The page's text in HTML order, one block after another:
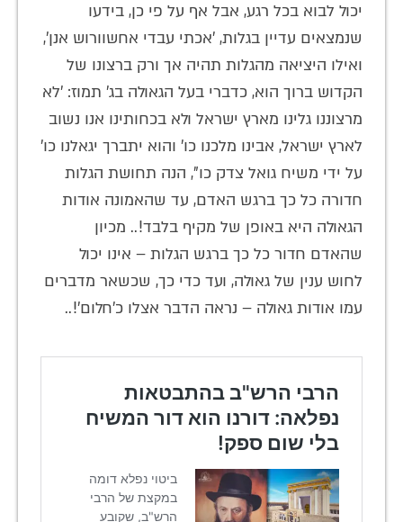
יכול לבוא בכל רגע, אבל אף על פי כן, בידעו
שנמצאים עדיין בגלות, 'אכתי עבדי אחשוורוש אנן',
ואילו היציאה מהגלות תהיה אך ורק ברצונו של
הקדוש ברוך הוא, כדברי בעל הגאולה בג' תמוז: 'לא
מרצוננו גלינו מארץ ישראל ולא בכחותינו אנו נשוב
לארץ ישראל, אבינו מלכנו כו' והוא יתברך יגאלנו כו'
על ידי משיח גואל צדק כו", הנה תחושת הגלות
חדורה כל כך ברגש האדם, עד שהאמונה אודות
הגאולה היא באופן של מקיף בלבד!.. מכיון
שהאדם חדור כל כך ברגש הגלות – אינו יכול
לחוש ענין של גאולה, ועד כדי כך, שכשאר מדברים
עמו אודות גאולה – נראה הדבר אצלו כ'חלום'!..